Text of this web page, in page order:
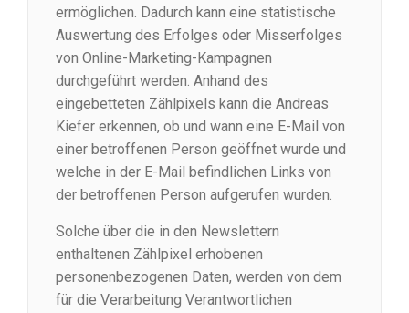
ermöglichen. Dadurch kann eine statistische
Auswertung des Erfolges oder Misserfolges
von Online-Marketing-Kampagnen
durchgeführt werden. Anhand des
eingebetteten Zählpixels kann die Andreas
Kiefer erkennen, ob und wann eine E-Mail von
einer betroffenen Person geöffnet wurde und
welche in der E-Mail befindlichen Links von
der betroffenen Person aufgerufen wurden.
Solche über die in den Newslettern
enthaltenen Zählpixel erhobenen
personenbezogenen Daten, werden von dem
für die Verarbeitung Verantwortlichen